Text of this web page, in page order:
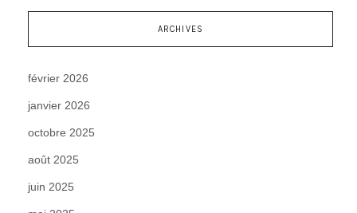
ARCHIVES
février 2026
janvier 2026
octobre 2025
août 2025
juin 2025